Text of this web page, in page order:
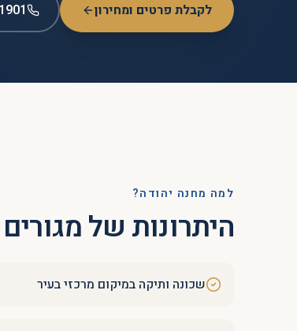
לקבלת פרטים ומחירון
למה מחנה יהודה?
היתרונות של
שכונה ותיקה במיקום מרכזי בעיר